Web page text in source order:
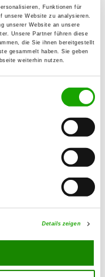
Funktionen für
unsere Website zu analysieren.
unserer Website an unsere
Unsere Partner führen diese
die Sie ihnen bereitgestellt
gesammelt haben. Sie geben
weiterhin nutzen.
Details zeigen
Details
Details
Details